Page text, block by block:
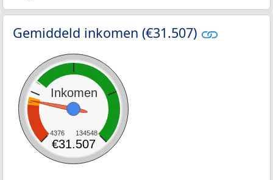
Gemiddeld inkomen (€31.507)
Inkomen
4376 134548
€31.507